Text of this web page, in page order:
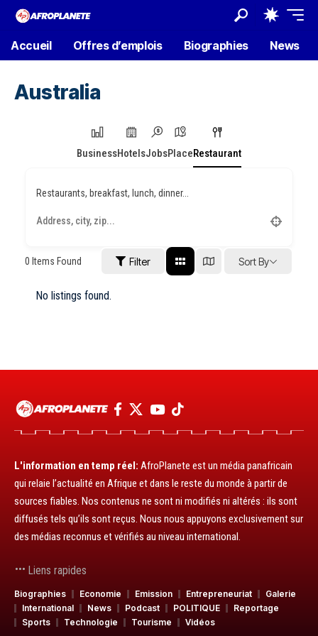
Accueil Offres d’emplois Biographies News
Australia
BusinessHotelsJobsPlaceRestaurant
Restaurants, breakfast, lunch, dinner...
0 Items Found Filter Sort By
No listings found.
L'information en temp réel: AfroPlanete est un média panafricain
qui relaie l’actualité en Afrique et dans le reste du monde à partir de
sources fiables. Nos contenus ne sont ni modifiés ni altérés : ils sont
diffusés tels qu’ils sont reçus. Nous nous appuyons exclusivement sur
des médias reconnus et vérifiés au niveau international.
Liens rapides
Biographies Economie Emission Entrepreneuriat
Galerie
International
News Podcast POLITIQUE
Reportage
Sports
Technologie Tourisme Vidéos